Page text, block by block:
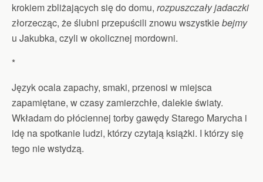
krokiem zbliżających się do domu, rozpuszczały jadaczki
złorzecząc, że ślubni przepuścili znowu wszystkiebejmy
u Jakubka, czyli w okolicznej mordowni.
*
Język ocala zapachy, smaki, przenosi w miejsca
zapamiętane, w czasy zamierzchłe, dalekie światy.
Wkładam do płóciennej torby gawędy Starego Marycha i
idę na spotkanie ludzi, którzy czytają książki. I którzy się
tego nie wstydzą.